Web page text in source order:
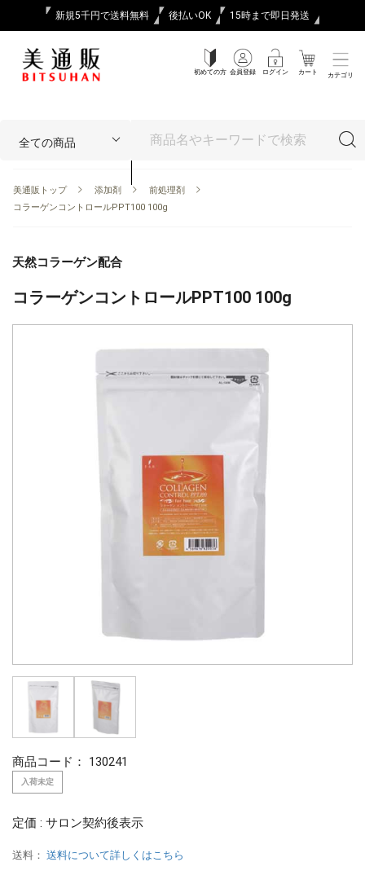
新規5千円で送料無料 後払いOK 15時まで即日発送
初めての方 会員登録 ログイン カート カテゴリ
美通販トップ 添加剤
前処理剤
コラーゲンコントロールPPT100 100g
天然コラーゲン配合
コラーゲンコントロールPPT100 100g
商品コード： 130241
入荷未定
定価 : サロン契約後表示
送料： 送料について詳しくはこちら